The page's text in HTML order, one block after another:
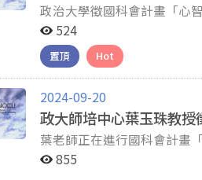
政治大學徵國科會計畫「心
究員一名 【公司名稱】國立政治大學台灣心智科學腦造影中心 【工作職缺】博士後研究員 【工作內容】
推動中心特色研究 期刊論文發表 規劃、舉辦跨領域人才之培育課程及擔任講師 中心服務計畫之資料分析與
深度諮詢 撰寫中心年度計畫報告書及未來規劃 完成計畫主持人交辦事務 【徵求條件】 具認知神經科學、
磁振造影技術、心理學、統計、醫工、資
熱忱 具有使用fMRI資料分析能力尤佳 【工作地點】國立政治大學資訊大樓地下室一樓—台灣心智科學腦造
影中心 【徵求期限】 申請截止日期：即日起至額滿為止。 面試時間及起聘日：另行通知 【薪資範圍】依
「國立政治大學博士後研究
報國科會後視年資經歷及審核結果調整，起
tmbic.nccu@gmail.com收，
524
置頂 Hot
2024-09-20
政大師培中心葉玉珠教
葉老師正在進行國科會計畫
感」三年期的研究(08/01/
855